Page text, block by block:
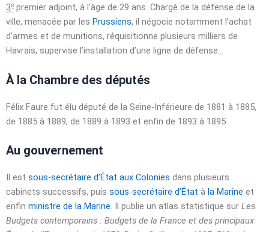
3e premier adjoint, à l’âge de 29 ans. Chargé de la défense de la
ville, menacée par les Prussiens, il négocie notamment l’achat
d’armes et de munitions, réquisitionne plusieurs milliers de
Havrais, supervise l’installation d’une ligne de défense…
À la Chambre des députés
Félix Faure fut élu député de la Seine-Inférieure de 1881 à 1885,
de 1885 à 1889, de 1889 à 1893 et enfin de 1893 à 1895.
Au gouvernement
Il est sous-secrétaire d’État aux Colonies dans plusieurs
cabinets successifs, puis sous-secrétaire d’État à la Marine et
enfin ministre de la Marine. Il publie un atlas statistique sur Les
Budgets contemporains : Budgets de la France et des principaux